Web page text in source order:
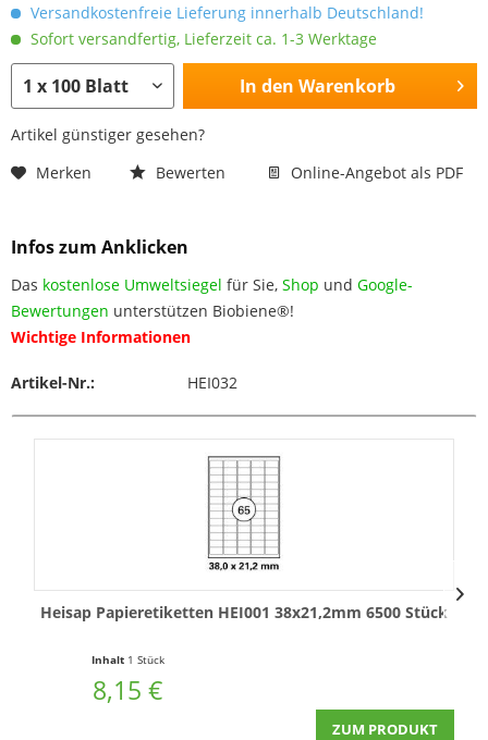
Versandkostenfreie Lieferung innerhalb Deutschland!
Sofort versandfertig, Lieferzeit ca. 1-3 Werktage
In den Warenkorb
Artikel günstiger gesehen?
Merken
Bewerten Online-Angebot als PDF
Infos zum Anklicken
Das kostenlose Umweltsiegel für Sie, Shop und Google-
Bewertungen unterstützen Biobiene®!
Wichtige Informationen
Artikel-Nr.: HEI032
Heisap Papieretiketten HEI001 38x21,2mm 6500 Stück
Inhalt 1 Stück
8,15 €
ZUM PRODUKT